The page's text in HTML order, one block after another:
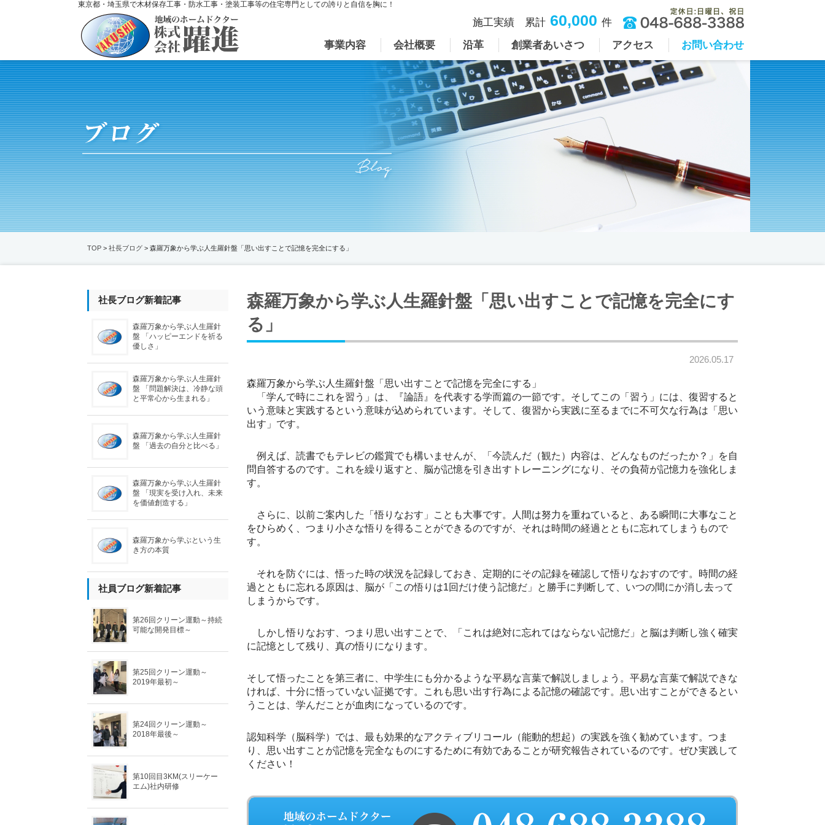
東京都・埼玉県で木材保存工事・防水工事・塗装工事等の住宅専門としての誇りと自信を胸に！
施工実績 累計 60,000 件
事業内容
会社概要 沿革 創業者あいさつ アクセス お問い合わせ
TOP > 社長ブログ > 森羅万象から学ぶ人生羅針盤「思い出すことで記憶を完全にする」
森羅万象から学ぶ人生羅針盤「思い出すことで記憶を完全にす
る」
2026.05.17
森羅万象から学ぶ人生羅針盤「思い出すことで記憶を完全にする」
「学んで時にこれを習う」は、『論語』を代表する学而篇の一節です。そしてこの「習う」には、復習すると
いう意味と実践するという意味が込められています。そして、復習から実践に至るまでに不可欠な行為は「思い
出す」です。
例えば、読書でもテレビの鑑賞でも構いませんが、「今読んだ（観た）内容は、どんなものだったか？」を自
問自答するのです。これを繰り返すと、脳が記憶を引き出すトレーニングになり、その負荷が記憶力を強化しま
す。
さらに、以前ご案内した「悟りなおす」ことも大事です。人間は努力を重ねていると、ある瞬間に大事なこと
をひらめく、つまり小さな悟りを得ることができるのですが、それは時間の経過とともに忘れてしまうもので
す。
それを防ぐには、悟った時の状況を記録しておき、定期的にその記録を確認して悟りなおすのです。時間の経
過とともに忘れる原因は、脳が「この悟りは1回だけ使う記憶だ」と勝手に判断して、いつの間にか消し去って
しまうからです。
しかし悟りなおす、つまり思い出すことで、「これは絶対に忘れてはならない記憶だ」と脳は判断し強く確実
に記憶として残り、真の悟りになります。
そして悟ったことを第三者に、中学生にも分かるような平易な言葉で解説しましょう。平易な言葉で解説できな
ければ、十分に悟っていない証拠です。これも思い出す行為による記憶の確認です。思い出すことができるとい
うことは、学んだことが血肉になっているのです。
認知科学（脳科学）では、最も効果的なアクティブリコール（能動的想起）の実践を強く勧めています。つま
り、思い出すことが記憶を完全なものにするために有効であることが研究報告されているのです。ぜひ実践して
ください！
社長ブログ新着記事
森羅万象から学ぶ人生羅針
盤 「ハッピーエンドを祈る
優しさ」
森羅万象から学ぶ人生羅針
盤 「問題解決は、冷静な頭
と平常心から生まれる」
森羅万象から学ぶ人生羅針
盤 「過去の自分と比べる」
森羅万象から学ぶ人生羅針
盤 「現実を受け入れ、未来
を価値創造する」
森羅万象から学ぶという生
き方の本質
社員ブログ新着記事
第26回クリーン運動～持続
可能な開発目標～
第25回クリーン運動～
2019年最初～
第24回クリーン運動～
2018年最後～
第10回目3KM(スリーケー
エム)社内研修